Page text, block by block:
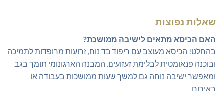
שאלות נפוצות
האם הכיסא מתאים לישיבה ממושכת?
בהחלט! הכיסא מעוצב עם ריפוד בד נוח, זרועות מרופדות לתמיכה
ובוכנה פנאומטית לבלימת זעזועים. המבנה הארגונומי תומך בגב
ומאפשר ישיבה נוחה גם למשך שעות ממושכות בעבודה או
באירוח.